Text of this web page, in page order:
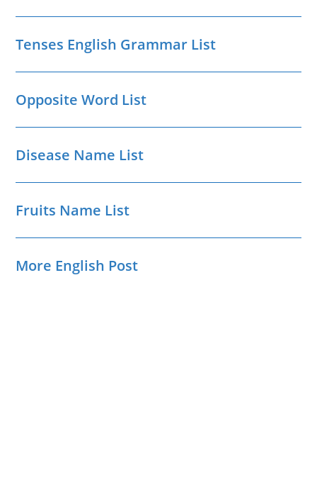
Tenses English Grammar List
Opposite Word List
Disease Name List
Fruits Name List
More English Post